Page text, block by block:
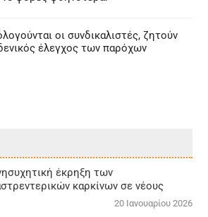
οι συνδικαλιστές, ζητούν
έλεγχος των παρόχων
έκρηξη των
καρκίνων σε νέους
20 Ιανουαρίου 2026